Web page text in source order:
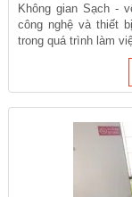
Không gian Sạch -
công nghệ và thiết
trong quá trình làm